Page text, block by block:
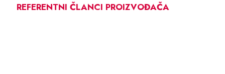
REFERENTNI ČLANCI PROIZVOĐAČA